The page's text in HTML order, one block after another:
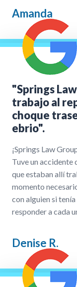
Amanda
"Springs
trabajo al
choque
ebrio".
¡Springs Law
Tuve un accidente
que estaban allí
momento
con alguien si
responder a cada
Denise R.